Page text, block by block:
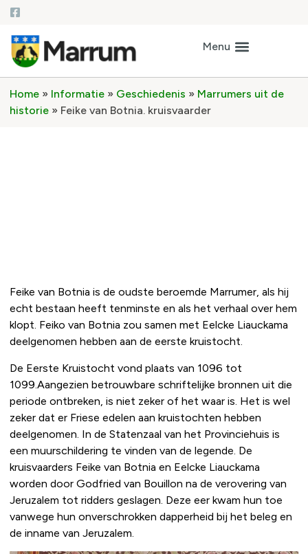
Home » Informatie » Geschiedenis » Marrumers uit de
historie » Feike van Botnia. kruisvaarder
Feike van Botnia is de oudste beroemde Marrumer, als hij
echt bestaan heeft tenminste en als het verhaal over hem
klopt. Feiko van Botnia zou samen met Eelcke Liauckama
deelgenomen hebben aan de eerste kruistocht.
De Eerste Kruistocht vond plaats van 1096 tot
1099.Aangezien betrouwbare schriftelijke bronnen uit die
periode ontbreken, is niet zeker of het waar is. Het is wel
zeker dat er Friese edelen aan kruistochten hebben
deelgenomen. In de Statenzaal van het Provinciehuis is
een muurschildering te vinden van de legende. De
kruisvaarders Feike van Botnia en Eelcke Liauckama
worden door Godfried van Bouillon na de verovering van
Jeruzalem tot ridders geslagen. Deze eer kwam hun toe
vanwege hun onverschrokken dapperheid bij het beleg en
de inname van Jeruzalem.